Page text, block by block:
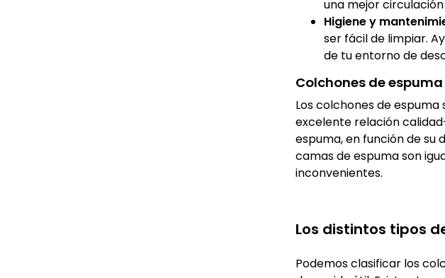
una mejor
Higiene y
ser fácil de limpiar.
de tu entorno de
Colchones de espuma
Los colchones de
excelente relación
espuma, en función de su
camas de espuma son
inconvenientes.
Los distintos tipos
Podemos clasificar los